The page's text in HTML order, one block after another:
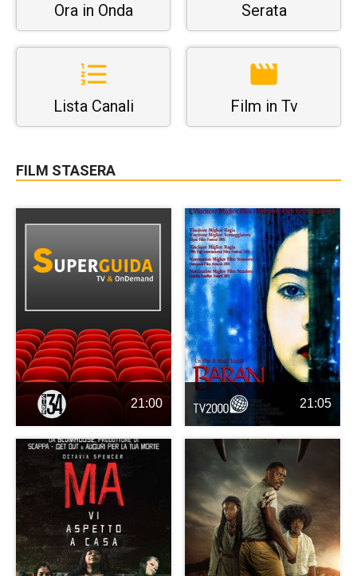
Ora in Onda Serata
Lista Canali Film in Tv
FILM STASERA
21:00 21:05